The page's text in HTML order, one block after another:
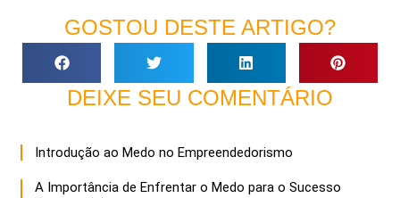
GOSTOU DESTE ARTIGO?
DEIXE SEU COMENTÁRIO
Introdução ao Medo no Empreendedorismo
A Importância de Enfrentar o Medo para o Sucesso